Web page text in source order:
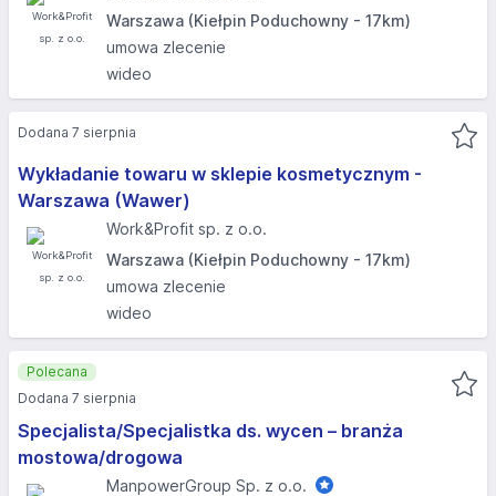
Warszawa (Kiełpin Poduchowny - 17km)
umowa zlecenie
wideo
Wykładanie towaru w sklepie kosmetycznym -
Warszawa (Wawer)
Work&Profit sp. z o.o.
Warszawa (Kiełpin Poduchowny - 17km)
umowa zlecenie
wideo
Dodana 7 sierpnia
Specjalista/Specjalistka ds. wycen – branża
mostowa/drogowa
ManpowerGroup Sp. z o.o.
Polecana
Dodana 7 sierpnia